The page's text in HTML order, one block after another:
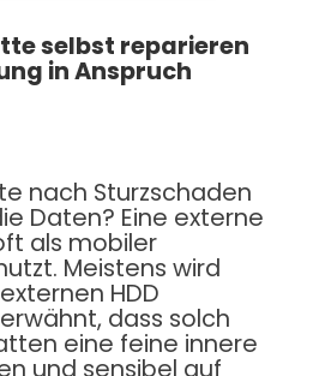
selbst reparieren
in Anspruch
nach Sturzschaden
Daten? Eine externe
als mobiler
Meistens wird
HDD
dass solch
eine feine innere
und sensibel auf